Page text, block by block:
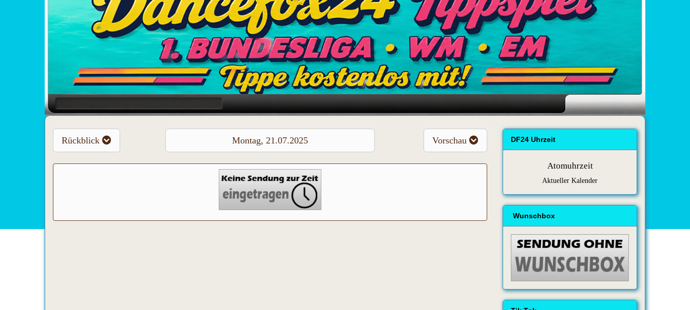
Rückblick Montag, 21.07.2025 Vorschau DF24 Uhrzeit
Atomuhrzeit
Aktueller Kalender
Wunschbox